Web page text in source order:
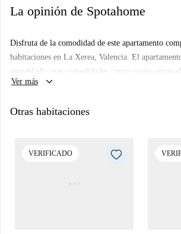
La opinión de Spotahome
Disfruta de la comodidad de este apartamento
habitaciones en La Xerea, Valencia. El
amueblado, con comodidades como cocina
El propietario no reside en el apartamento, que ha
incluido. No se admiten mascotas ni fumadores, y
encontrarás una gran cantidad de lugares de
Ver más keyboard_arrow_down
Otras habitaciones
VERIFICADO